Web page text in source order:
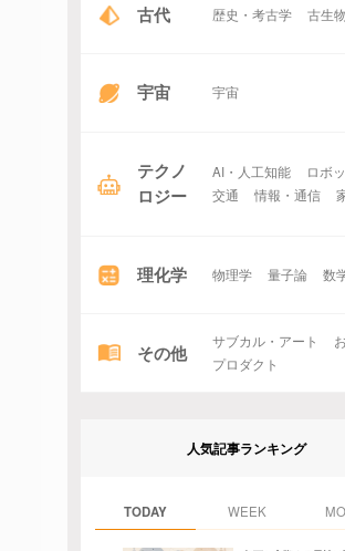
古代 歴史・考古学 古生物
宇宙 宇宙
テクノ
ロジー
AI・人工知能
ロボ
交通
情報・通信
理化学 物理学 量子論 数
その他 サブカル・アート
プロダクト
人気記事ランキング
TODAY WEEK